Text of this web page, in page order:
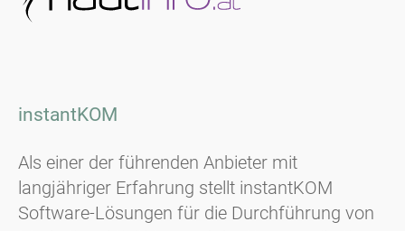
instantKOM
Als einer der führenden Anbieter mit
langjähriger Erfahrung stellt instantKOM
Software-Lösungen für die Durchführung von